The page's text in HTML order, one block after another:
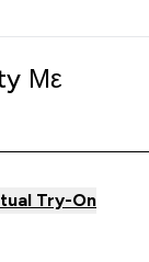
Με
Try-On